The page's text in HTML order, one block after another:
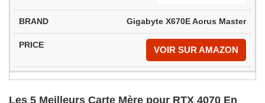
Gigabyte X670E Aorus Master
VOIR SUR AMAZON
Les 5 Meilleurs Carte Mère pour RTX 4070 En